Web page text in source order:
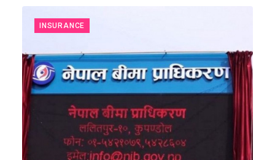
INSURANCE